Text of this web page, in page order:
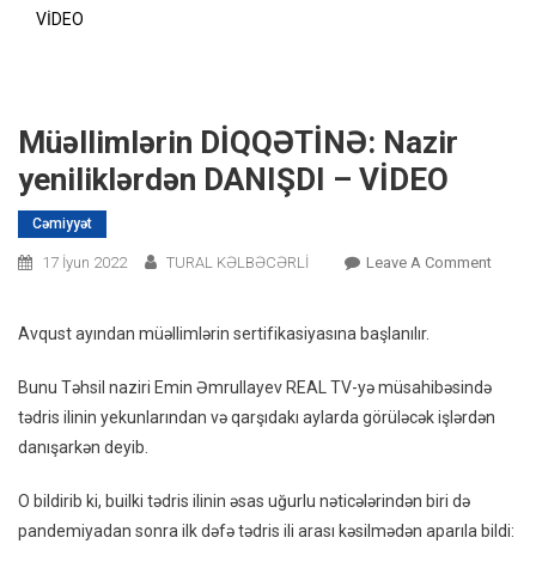
VİDEO
Müəllimlərin DİQQƏTİNƏ: Nazir
yeniliklərdən DANIŞDI – VİDEO
Cəmiyyət
17 İyun 2022 TURAL KƏLBƏCƏRLİ Leave A CommentOn
–
Avqust ayından müəllimlərin sertifikasiyasına başlanılır.
Bunu Təhsil naziri Emin Əmrullayev REAL TV-yə müsahibəsində
tədris ilinin yekunlarından və qarşıdakı aylarda görüləcək işlərdən
danışarkən deyib.
O bildirib ki, builki tədris ilinin əsas uğurlu nəticələrindən biri də
pandemiyadan sonra ilk dəfə tədris ili arası kəsilmədən aparıla bildi: